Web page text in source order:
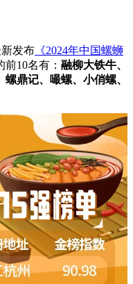
发布 《2024年中国螺蛳
前10名有： 融柳大铁牛、
鼎记、嘬螺、小俏螺、